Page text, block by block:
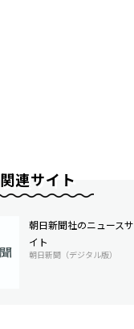
関連サイト
朝日新聞社のニュースサ
イト
朝日新聞（デジタル版）